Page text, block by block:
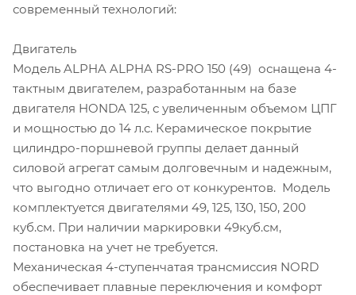
современный технологий:
Двигатель
Модель ALPHA ALPHA RS-PRO 150 (49) оснащена 4-
тактным двигателем, разработанным на базе
двигателя HONDA 125, с увеличенным объемом ЦПГ
и мощностью до 14 л.с. Керамическое покрытие
цилиндро-поршневой группы делает данный
силовой агрегат самым долговечным и надежным,
что выгодно отличает его от конкурентов. Модель
комплектуется двигателями 49, 125, 130, 150, 200
куб.см. При наличии маркировки 49куб.см,
постановка на учет не требуется.
Механическая 4-ступенчатая трансмиссия NORD
обеспечивает плавные переключения и комфорт